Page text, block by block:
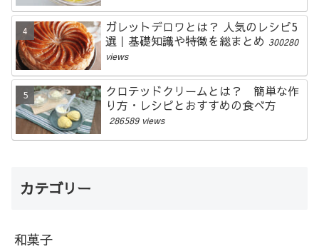
ガレットデロワとは？ 人気のレシピ5
選｜基礎知識や特徴を総まとめ 300280
views
クロテッドクリームとは？ 簡単な作
り方・レシピとおすすめの食べ方
286589 views
カテゴリー
和菓子